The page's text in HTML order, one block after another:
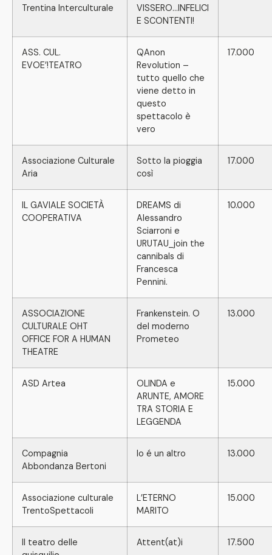
Trentina Interculturale
VISSERO…INFELICI
E SCONTENTI!
ASS. CUL.
EVOE’!TEATRO
QAnon
Revolution –
tutto quello che
viene detto in
questo
spettacolo è
vero
17.000
Associazione Culturale
Aria
Sotto la pioggia
così
17.000
IL GAVIALE SOCIETÀ
COOPERATIVA
DREAMS di
Alessandro
Sciarroni e
URUTAU_join the
cannibals di
Francesca
Pennini.
10.000
ASSOCIAZIONE
CULTURALE OHT
OFFICE FOR A HUMAN
THEATRE
Frankenstein. O
del moderno
Prometeo
13.000
ASD Artea
OLINDA e
ARUNTE, AMORE
TRA STORIA E
LEGGENDA
15.000
Compagnia
Abbondanza Bertoni
Io é un altro 13.000
Associazione culturale
TrentoSpettacoli
L’ETERNO
MARITO
15.000
Il teatro delle
Attent(at)i 17.500